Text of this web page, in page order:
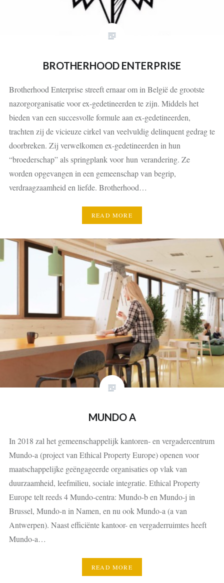
BROTHERHOOD ENTERPRISE
Brotherhood Enterprise streeft ernaar om in België de grootste
nazorgorganisatie voor ex-gedetineerden te zijn. Middels het
bieden van een succesvolle formule aan ex-gedetineerden,
trachten zij de vicieuze cirkel van veelvuldig delinquent gedrag te
doorbreken. Zij verwelkomen ex-gedetineerden in hun
“broederschap” als springplank voor hun verandering. Ze
worden opgevangen in een gemeenschap van begrip,
verdraagzaamheid en liefde. Brotherhood…
READ MORE
MUNDO A
In 2018 zal het gemeenschappelijk kantoren- en vergadercentrum
Mundo‑a (project van Ethical Property Europe) openen voor
maatschappelijke geëngageerde organisaties op vlak van
duurzaamheid, leefmilieu, sociale integratie. Ethical Property
Europe telt reeds 4 Mundo-centra: Mundo-b en Mundo-j in
Brussel, Mundo-n in Namen, en nu ook Mundo-a (a van
Antwerpen). Naast efficiënte kantoor- en vergaderruimtes heeft
Mundo-a…
READ MORE